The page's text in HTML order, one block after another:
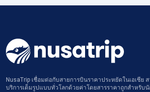
NusaTrip เชื่อมต่อกับสายการบินราคาประหยัดในเอเชีย
บริการเต็มรูปแบบทั่วโลกด้วยค่าโดยสารราคาถูกสำหรับนั